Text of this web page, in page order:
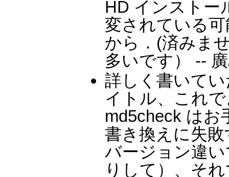
HD インストー
変されている
から．(済みま
多いです） --
詳しく書いて
イトル、これ
md5check はお
書き換えに失
バージョン違
りして）、そ